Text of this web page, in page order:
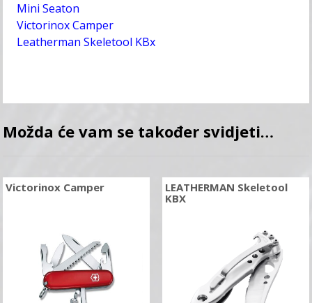
Mini Seaton
Victorinox Camper
Leatherman Skeletool KBx
Možda će vam se također svidjeti…
Victorinox Camper
LEATHERMAN Skeletool
KBX